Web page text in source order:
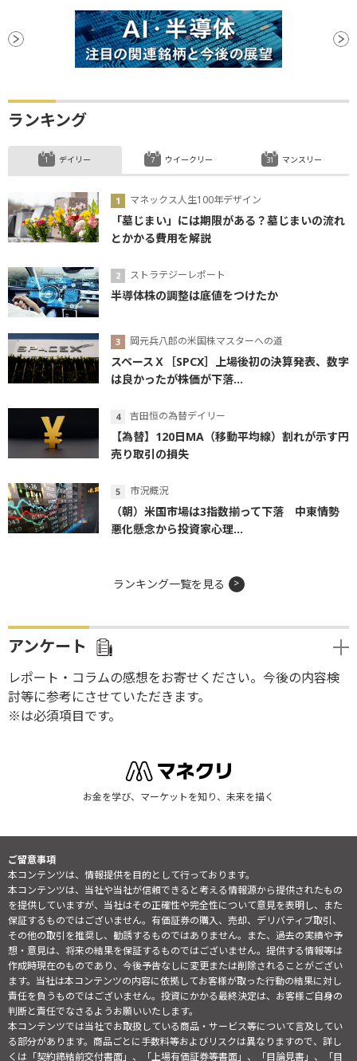
ランキング
デイリー
マネックス人生100年デザイン
「墓じまい」には期限がある？墓じまいの流れ
とかかる費用を解説
ストラテジーレポート
半導体株の調整は底値をつけたか
岡元兵八郎の米国株マスターへの道
スペースＸ［SPCX］上場後初の決算発表、数字
は良かったが株価が下落...
吉田恒の為替デイリー
【為替】120日MA（移動平均線）割れが示す円
売り取引の損失
市況概況
（朝）米国市場は3指数揃って下落 中東情勢
悪化懸念から投資家心理...
ウイークリー マンスリー
ランキング一覧を見る
アンケート
レポート・コラムの感想をお寄せください。今後の内容検
討等に参考にさせていただきます。
※は必須項目です。
お金を学び、マーケットを知り、未来を描く
ご留意事項
本コンテンツは、情報提供を目的として行っております。
本コンテンツは、当社や当社が信頼できると考える情報源から提供されたもの
を提供していますが、当社はその正確性や完全性について意見を表明し、また
保証するものではございません。有価証券の購入、売却、デリバティブ取引、
その他の取引を推奨し、勧誘するものではありません。また、過去の実績や予
想・意見は、将来の結果を保証するものではございません。提供する情報等は
作成時現在のものであり、今後予告なしに変更または削除されることがござい
ます。当社は本コンテンツの内容に依拠してお客様が取った行動の結果に対し
責任を負うものではございません。投資にかかる最終決定は、お客様ご自身の
判断と責任でなさるようお願いいたします。
本コンテンツでは当社でお取扱している商品・サービス等について言及してい
る部分があります。商品ごとに手数料等およびリスクは異なりますので、詳し
くは「契約締結前交付書面」、「上場有価証券等書面」、「目論見書」、「目